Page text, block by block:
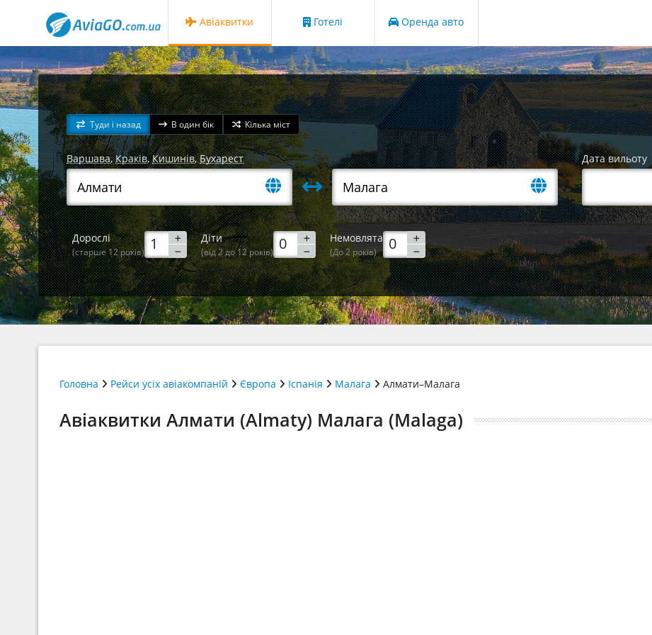
Авіаквитки Готелі Оренда авто
Туди і назад В один бік Кілька міст
Варшава,Краків,Кишинів,Бухарест Дата вильоту
Дорослі
(старше 12 років)
Діти
(від 2 до 12 років)
Немовлята
(До 2 років)
Головна Рейси усіх авіакомпаній Європа Іспанія Малага Алмати–Малага
Авіаквитки Алмати (Almaty) Малага (Malaga)